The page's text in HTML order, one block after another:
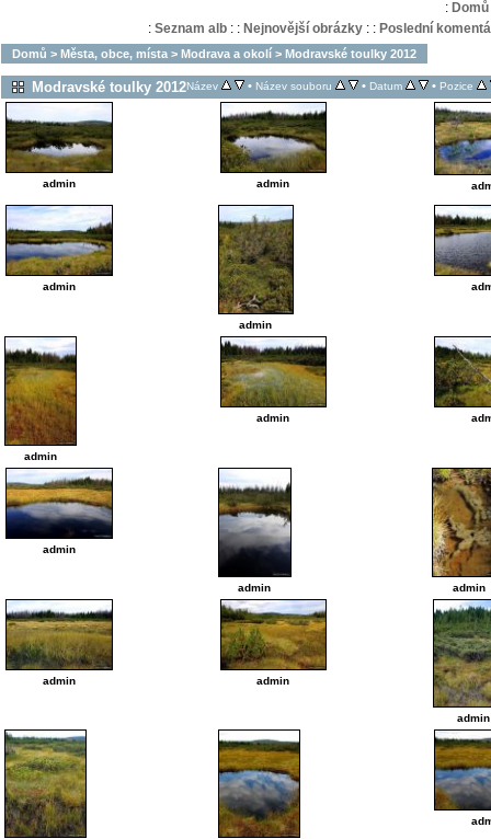
: Domů
: Seznam alb: : Nejnovější obrázky: : Poslední
Domů > Města, obce, místa > Modrava a okolí > Modravské toulky 2012
Modravské toulky 2012Název • Název souboru • Datum • Pozice
admin admin
admin
admin
admin
admin
admin
admin admin
admin admin
admin